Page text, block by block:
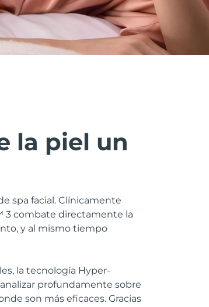
la piel un
spa facial. Clínicamente
3 combate directamente la
y al mismo tiempo
la tecnología Hyper-
profundamente sobre
son más eficaces. Gracias